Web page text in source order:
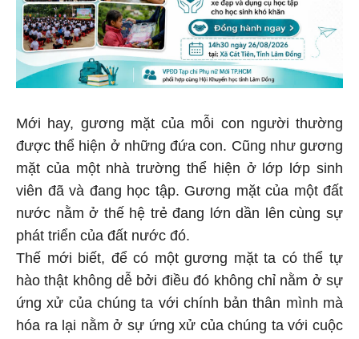
Mới hay, gương mặt của mỗi con người thường
được thể hiện ở những đứa con. Cũng như gương
mặt của một nhà trường thể hiện ở lớp lớp sinh
viên đã và đang học tập. Gương mặt của một đất
nước nằm ở thế hệ trẻ đang lớn dần lên cùng sự
phát triển của đất nước đó.
Thế mới biết, để có một gương mặt ta có thể tự
hào thật không dễ bởi điều đó không chỉ nằm ở sự
ứng xử của chúng ta với chính bản thân mình mà
hóa ra lại nằm ở sự ứng xử của chúng ta với cuộc